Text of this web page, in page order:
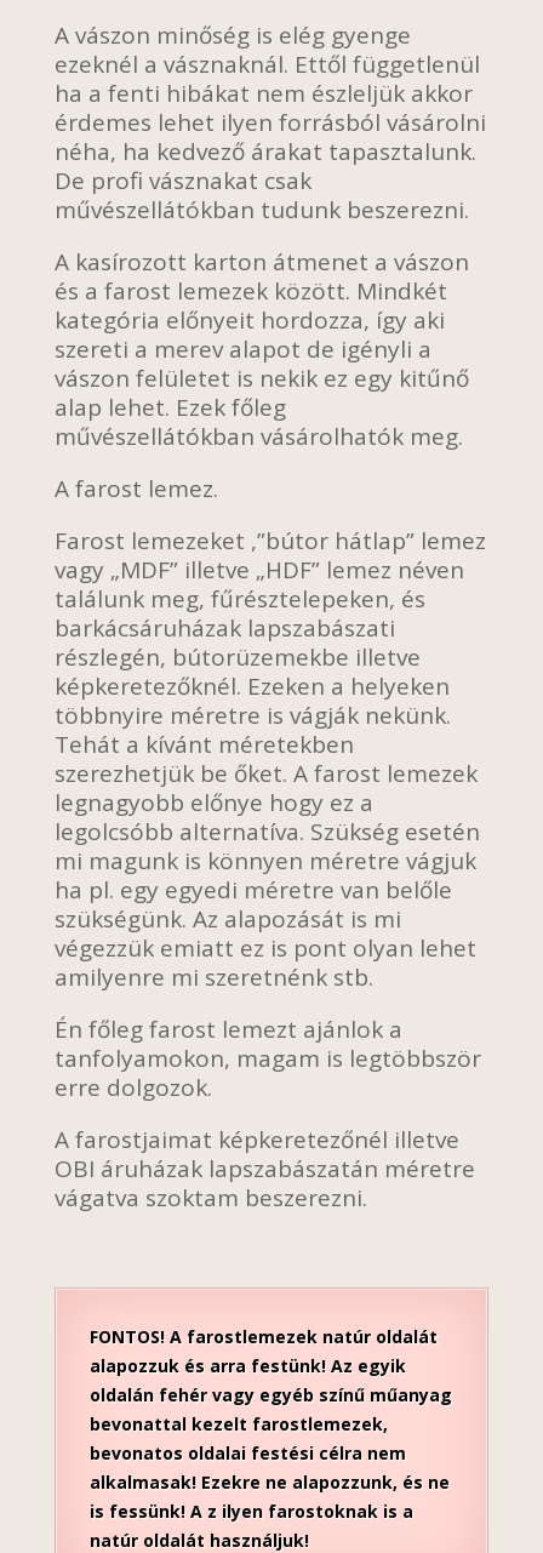
A vászon minőség is elég gyenge
ezeknél a vásznaknál. Ettől függetlenül
ha a fenti hibákat nem észleljük akkor
érdemes lehet ilyen forrásból vásárolni
néha, ha kedvező árakat tapasztalunk.
De profi vásznakat csak
művészellátókban tudunk beszerezni.
A kasírozott karton átmenet a vászon
és a farost lemezek között. Mindkét
kategória előnyeit hordozza, így aki
szereti a merev alapot de igényli a
vászon felületet is nekik ez egy kitűnő
alap lehet. Ezek főleg
művészellátókban vásárolhatók meg.
A farost lemez.
Farost lemezeket ,”bútor hátlap” lemez
vagy „MDF” illetve „HDF” lemez néven
találunk meg, fűrésztelepeken, és
barkácsáruházak lapszabászati
részlegén, bútorüzemekbe illetve
képkeretezőknél. Ezeken a helyeken
többnyire méretre is vágják nekünk.
Tehát a kívánt méretekben
szerezhetjük be őket. A farost lemezek
legnagyobb előnye hogy ez a
legolcsóbb alternatíva. Szükség esetén
mi magunk is könnyen méretre vágjuk
ha pl. egy egyedi méretre van belőle
szükségünk. Az alapozását is mi
végezzük emiatt ez is pont olyan lehet
amilyenre mi szeretnénk stb.
Én főleg farost lemezt ajánlok a
tanfolyamokon, magam is legtöbbször
erre dolgozok.
A farostjaimat képkeretezőnél illetve
OBI áruházak lapszabászatán méretre
vágatva szoktam beszerezni.
FONTOS! A farostlemezek natúr oldalát
alapozzuk és arra festünk! Az egyik
oldalán fehér vagy egyéb színű műanyag
bevonattal kezelt farostlemezek,
bevonatos oldalai festési célra nem
alkalmasak! Ezekre ne alapozzunk, és ne
is fessünk! A z ilyen farostoknak is a
natúr oldalát használjuk!